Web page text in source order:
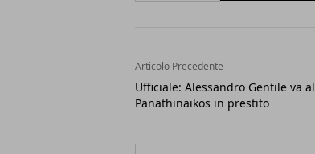
Articolo Precedente
Ufficiale: Alessandro Gentile va al
Panathinaikos in prestito